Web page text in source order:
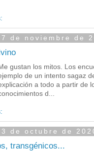
de noviembre de
gustan los mitos. Los
de un intento sagaz
a todo a partir de
d...
de octubre de
transgénicos...